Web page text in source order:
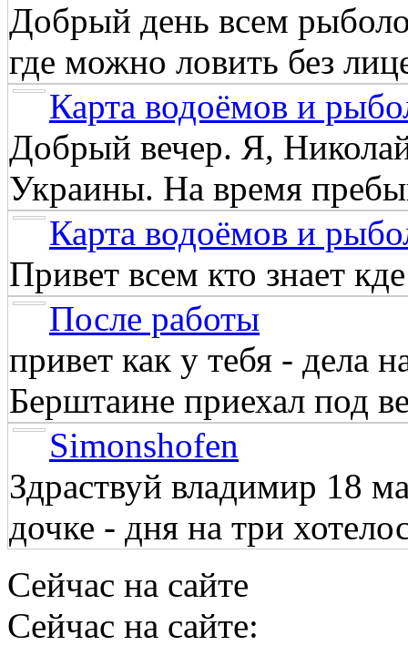
Добрый день всем
где можно ловить без
Карта водоёмов и
Добрый вечер. Я,
Украины. На время
Карта водоёмов и
Привет всем кто знает
После работы
привет как у тебя - дела
Берштаине приехал под
Simonshofen
Здраствуй владимир 18
дочке - дня на три
Сейчас на сайте
Сейчас на сайте: